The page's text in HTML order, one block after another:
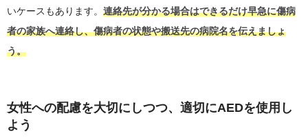
いケースもあります。 連絡先が分かる場合はできるだけ早急に傷病
者の家族へ連絡し、傷病者の状態や搬送先の病院名を伝えましょ
う。
女性への配慮を大切にしつつ、適切にAEDを使用し
よう